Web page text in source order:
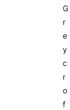
G
r
e
y
c
r
o
f